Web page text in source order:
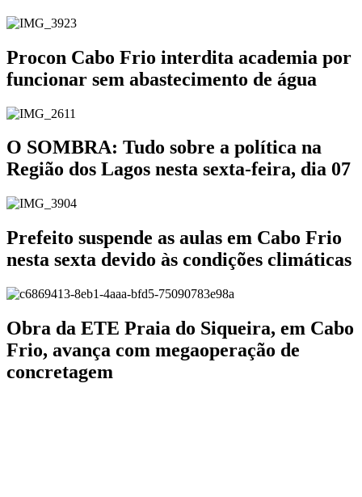
Procon Cabo Frio interdita academia por
funcionar sem abastecimento de água
O SOMBRA: Tudo sobre a política na
Região dos Lagos nesta sexta-feira, dia 07
Prefeito suspende as aulas em Cabo Frio
nesta sexta devido às condições climáticas
Obra da ETE Praia do Siqueira, em Cabo
Frio, avança com megaoperação de
concretagem